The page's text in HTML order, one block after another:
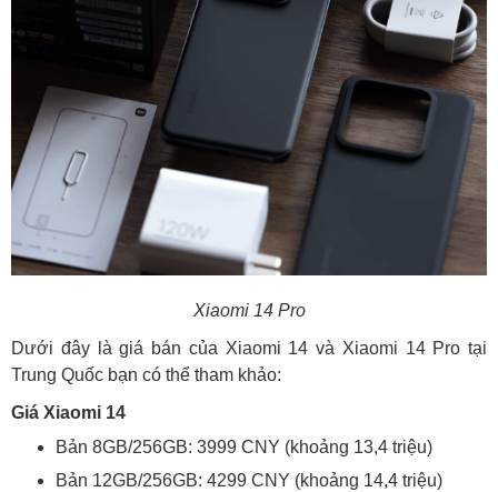
Xiaomi 14 Pro
Dưới đây là giá bán của Xiaomi 14 và Xiaomi 14 Pro tại
Trung Quốc bạn có thể tham khảo:
Giá Xiaomi 14
Bản 8GB/256GB: 3999 CNY (khoảng 13,4 triệu)
Bản 12GB/256GB: 4299 CNY (khoảng 14,4 triệu)